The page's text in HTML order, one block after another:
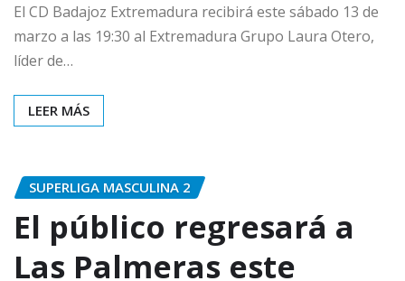
El CD Badajoz Extremadura recibirá este sábado 13 de
marzo a las 19:30 al Extremadura Grupo Laura Otero,
líder de…
LEER MÁS
SUPERLIGA MASCULINA 2
El público regresará a
Las Palmeras este